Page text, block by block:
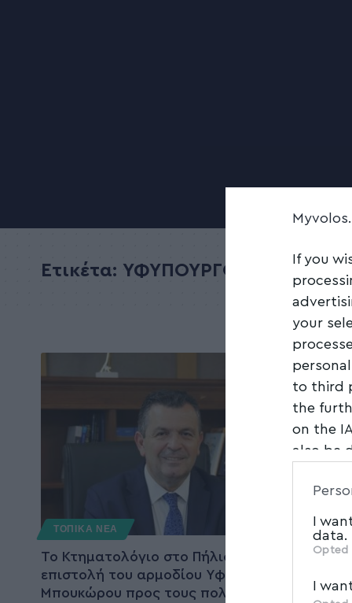
If you
your
to third
the
on the
also be
parties.
I
data.
Opted
I
Ετικέτα:
ΤΟΠΙΚΑ ΝΕΑ
Το Κτηματολόγιο στο Πήλιο – Ανοιχτή
επιστολή του αρμοδίου Υφυπουργού Χρ.
Μπουκώρου προς τους πολίτες